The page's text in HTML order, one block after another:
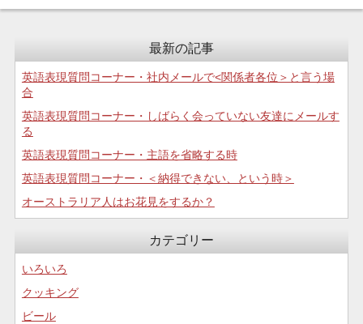
最新の記事
英語表現質問コーナー・社内メールで<関係者各位＞と言う場
合
英語表現質問コーナー・しばらく会っていない友達にメールす
る
英語表現質問コーナー・主語を省略する時
英語表現質問コーナー・＜納得できない、という時＞
オーストラリア人はお花見をするか？
カテゴリー
いろいろ
クッキング
ビール